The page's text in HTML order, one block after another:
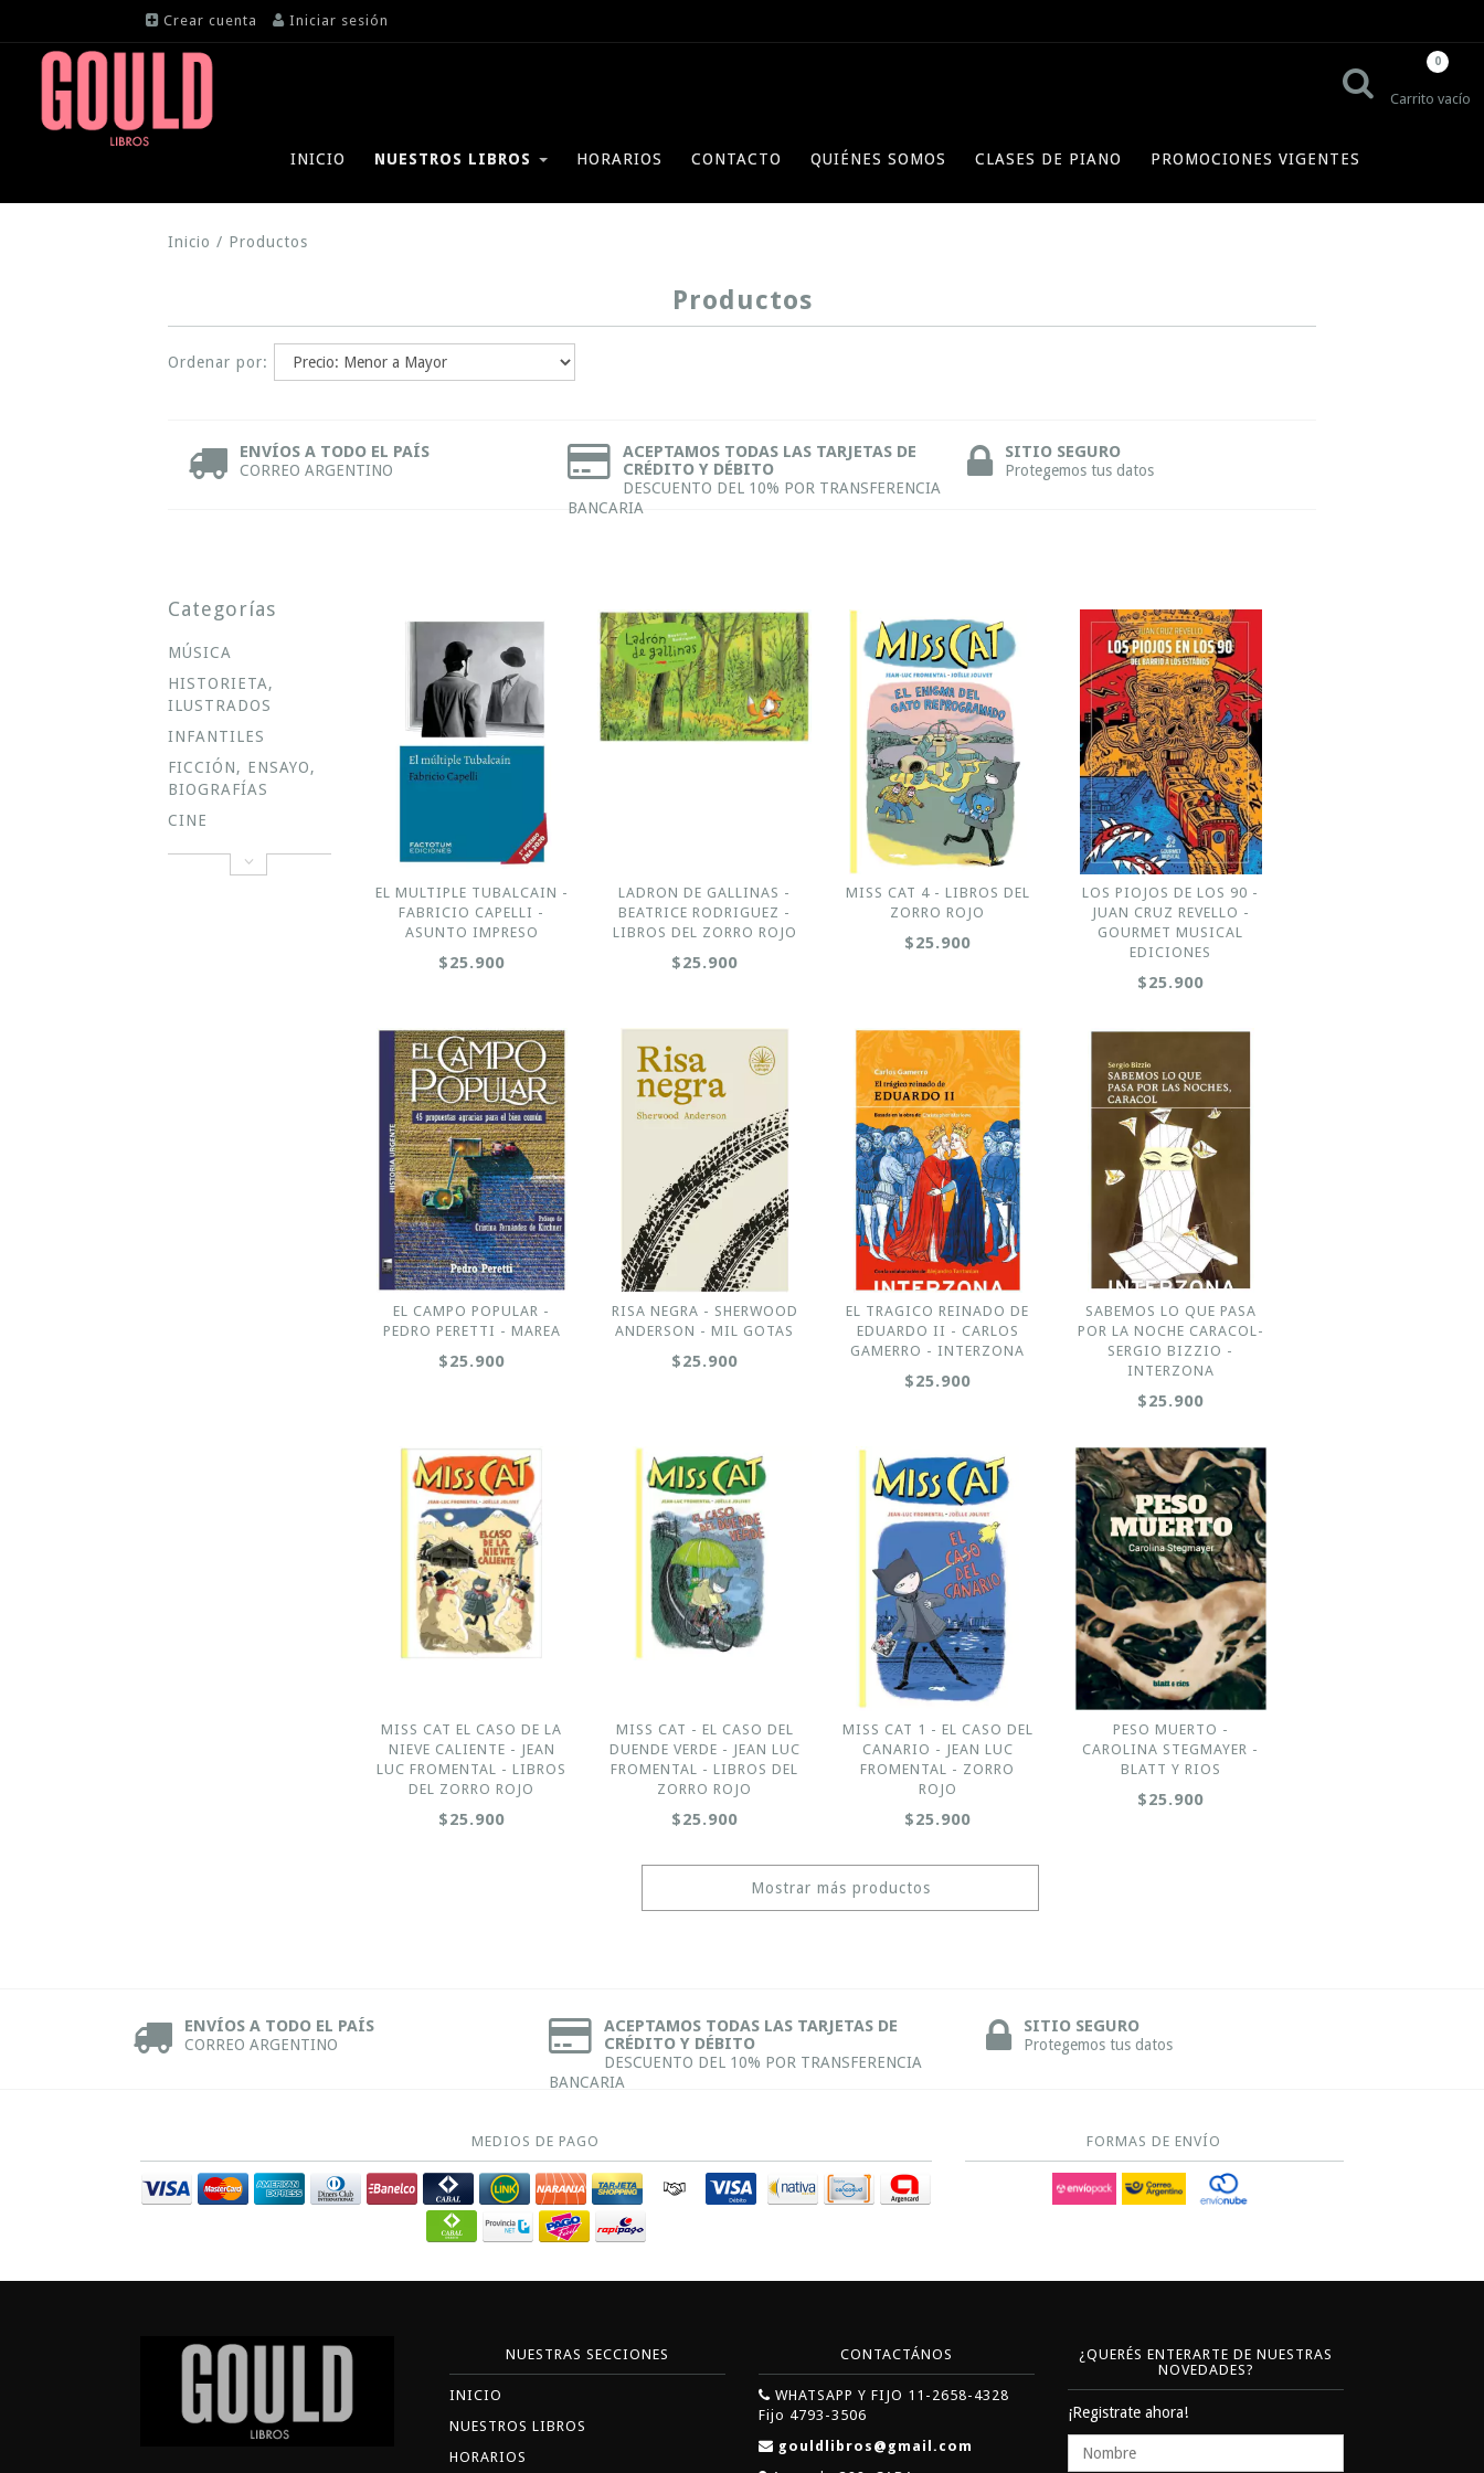
Crear cuenta Iniciar sesión
Carrito vacío
0
INICIO NUESTROS LIBROS HORARIOS CONTACTO QUIÉNES SOMOS CLASES DE PIANO PROMOCIONES VIGENTES
Inicio / Productos
Productos
Ordenar por:
ENVÍOS A TODO EL PAÍS
CORREO ARGENTINO
ACEPTAMOS TODAS LAS TARJETAS DE
CRÉDITO Y DÉBITO
DESCUENTO DEL 10% POR TRANSFERENCIA
BANCARIA
SITIO SEGURO
Protegemos tus datos
Categorías
MÚSICA
HISTORIETA,
ILUSTRADOS
INFANTILES
FICCIÓN, ENSAYO,
BIOGRAFÍAS
CINE
EL MULTIPLE TUBALCAIN -
FABRICIO CAPELLI -
ASUNTO IMPRESO
$25.900
LADRON DE GALLINAS -
BEATRICE RODRIGUEZ -
LIBROS DEL ZORRO ROJO
$25.900
MISS CAT 4 - LIBROS DEL
ZORRO ROJO
$25.900
LOS PIOJOS DE LOS 90 -
JUAN CRUZ REVELLO -
GOURMET MUSICAL
EDICIONES
$25.900
EL CAMPO POPULAR -
PEDRO PERETTI - MAREA
$25.900
RISA NEGRA - SHERWOOD
ANDERSON - MIL GOTAS
$25.900
EL TRAGICO REINADO DE
EDUARDO II - CARLOS
GAMERRO - INTERZONA
$25.900
SABEMOS LO QUE PASA
POR LA NOCHE CARACOL-
SERGIO BIZZIO -
INTERZONA
$25.900
MISS CAT EL CASO DE LA
NIEVE CALIENTE - JEAN
LUC FROMENTAL - LIBROS
DEL ZORRO ROJO
$25.900
MISS CAT - EL CASO DEL
DUENDE VERDE - JEAN LUC
FROMENTAL - LIBROS DEL
ZORRO ROJO
$25.900
MISS CAT 1 - EL CASO DEL
CANARIO - JEAN LUC
FROMENTAL - ZORRO
ROJO
$25.900
PESO MUERTO -
CAROLINA STEGMAYER -
BLATT Y RIOS
$25.900
Mostrar más productos
ENVÍOS A TODO EL PAÍS
CORREO ARGENTINO
ACEPTAMOS TODAS LAS TARJETAS DE
CRÉDITO Y DÉBITO
DESCUENTO DEL 10% POR TRANSFERENCIA
BANCARIA
SITIO SEGURO
Protegemos tus datos
MEDIOS DE PAGO FORMAS DE ENVÍO
NUESTRAS SECCIONES
INICIO
NUESTROS LIBROS
HORARIOS
CONTACTÁNOS
WHATSAPP Y FIJO 11-2658-4328
Fijo 4793-3506
gouldlibros@gmail.com
¿QUERÉS ENTERARTE DE NUESTRAS
NOVEDADES?
¡Registrate ahora!